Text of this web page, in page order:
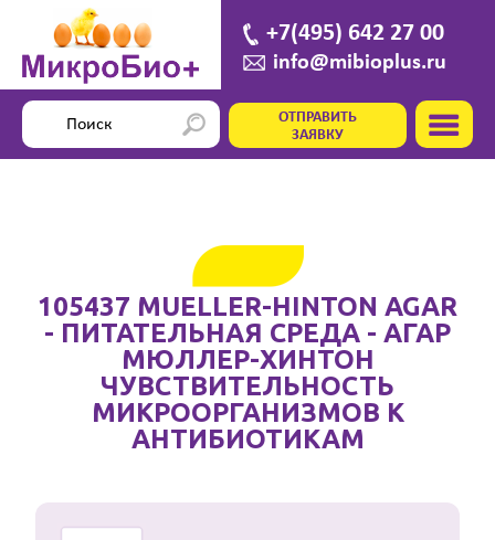
+7(495) 642 27 00
info@mibioplus.ru
ОТПРАВИТЬ
ЗАЯВКУ
105437 MUELLER-HINTON AGAR
- ПИТАТЕЛЬНАЯ СРЕДА - АГАР
МЮЛЛЕР-ХИНТОН
ЧУВСТВИТЕЛЬНОСТЬ
МИКРООРГАНИЗМОВ К
АНТИБИОТИКАМ